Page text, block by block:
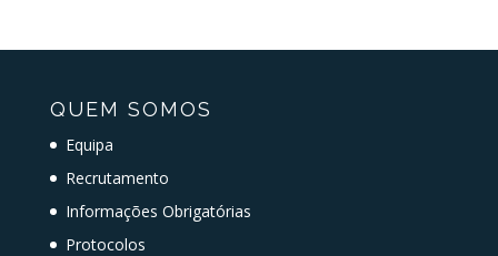
QUEM SOMOS
Equipa
Recrutamento
Informações Obrigatórias
Protocolos